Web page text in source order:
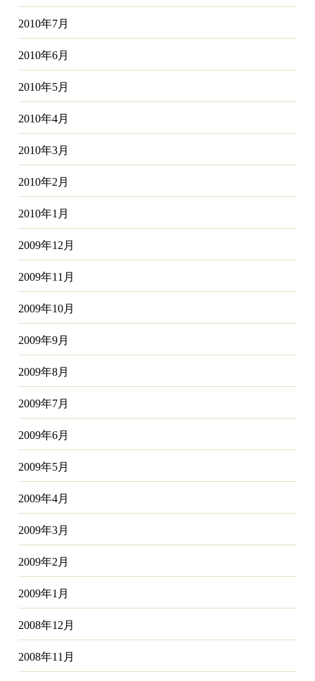
2010年7月
2010年6月
2010年5月
2010年4月
2010年3月
2010年2月
2010年1月
2009年12月
2009年11月
2009年10月
2009年9月
2009年8月
2009年7月
2009年6月
2009年5月
2009年4月
2009年3月
2009年2月
2009年1月
2008年12月
2008年11月